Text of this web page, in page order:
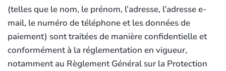
(telles que le nom, le prénom, l’adresse, l’adresse e-
mail, le numéro de téléphone et les données de
paiement) sont traitées de manière confidentielle et
conformément à la réglementation en vigueur,
notamment au Règlement Général sur la Protection